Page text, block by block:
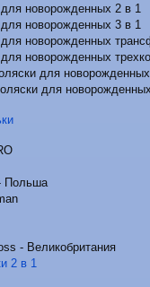
для новорожденных 2 в 1
для новорожденных 3 в 1
для новорожденных
новорожденных
для новорожденных
для новорожденных
Польша
- Великобритания
2 в 1